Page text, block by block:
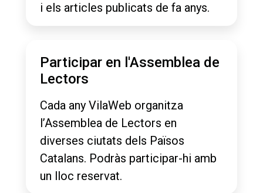
i els articles publicats de fa anys.
Participar en l'Assemblea de
Lectors
Cada any VilaWeb organitza
l’Assemblea de Lectors en
diverses ciutats dels Països
Catalans. Podràs participar-hi amb
un lloc reservat.